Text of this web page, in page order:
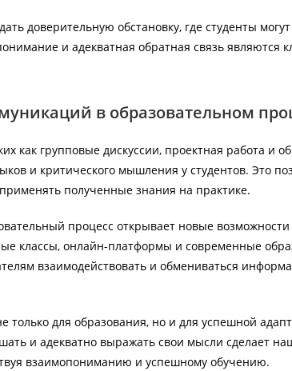
доверительную обстановку, где студенты
и адекватная обратная связь являются
в образовательном
как групповые дискуссии, проектная работа и
и критического мышления у студентов. Это
полученные знания на практике.
процесс открывает новые
классы, онлайн-платформы и современные
взаимодействовать и обмениваться
только для образования, но и для успешной
и адекватно выражать свои мысли сделает
взаимопониманию и успешному обучению.